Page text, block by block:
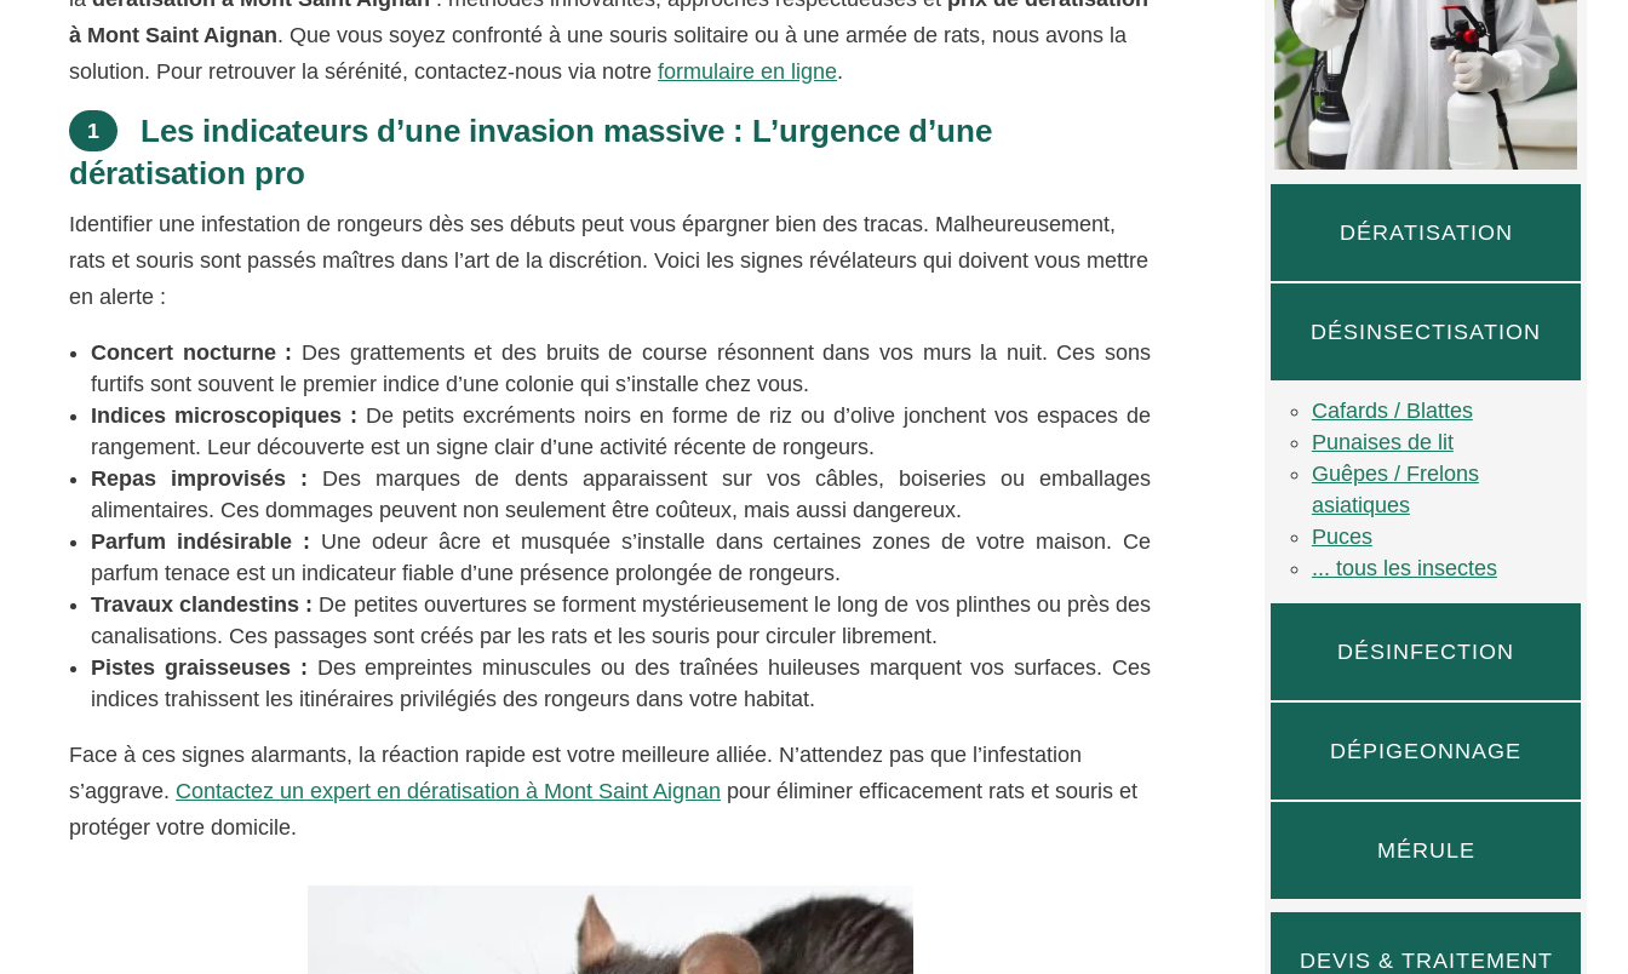
à Mont Saint Aignan. Que vous soyez confronté à une souris solitaire ou à une armée de rats, nous avons la
solution. Pour retrouver la sérénité, contactez-nous via notreformulaire en ligne.
1
Les indicateurs d’une invasion massive : L’urgence d’une
dératisation pro
Identifier une infestation de rongeurs dès ses débuts peut vous épargner bien des tracas. Malheureusement,
rats et souris sont passés maîtres dans l’art de la discrétion. Voici les signes révélateurs qui doivent vous mettre
en alerte :
Concert nocturne : Des grattements et des bruits de course résonnent dans vos murs la nuit. Ces sons
furtifs sont souvent le premier indice d’une colonie qui s’installe chez vous.
Indices microscopiques : De petits excréments noirs en forme de riz ou d’olive jonchent vos espaces de
rangement. Leur découverte est un signe clair d’une activité récente de rongeurs.
Repas improvisés : Des marques de dents apparaissent sur vos câbles, boiseries ou emballages
alimentaires. Ces dommages peuvent non seulement être coûteux, mais aussi dangereux.
Parfum indésirable : Une odeur âcre et musquée s’installe dans certaines zones de votre maison. Ce
parfum tenace est un indicateur fiable d’une présence prolongée de rongeurs.
Travaux clandestins : De petites ouvertures se forment mystérieusement le long de vos plinthes ou près des
canalisations. Ces passages sont créés par les rats et les souris pour circuler librement.
Pistes graisseuses : Des empreintes minuscules ou des traînées huileuses marquent vos surfaces. Ces
indices trahissent les itinéraires privilégiés des rongeurs dans votre habitat.
Face à ces signes alarmants, la réaction rapide est votre meilleure alliée. N’attendez pas que l’infestation
s’aggrave. Contactez un expert en dératisation à Mont Saint Aignan pour éliminer efficacement rats et souris et
protéger votre domicile.
DÉRATISATION
DÉSINSECTISATION
Cafards / Blattes
Punaises de lit
Guêpes / Frelons
asiatiques
Puces
... tous les insectes
DÉSINFECTION
DÉPIGEONNAGE
MÉRULE
DEVIS & TRAITEMENT